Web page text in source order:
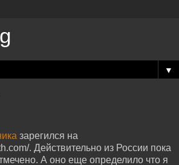
▼
зарегился на
. Действительно из России пока
А оно еще определило что я